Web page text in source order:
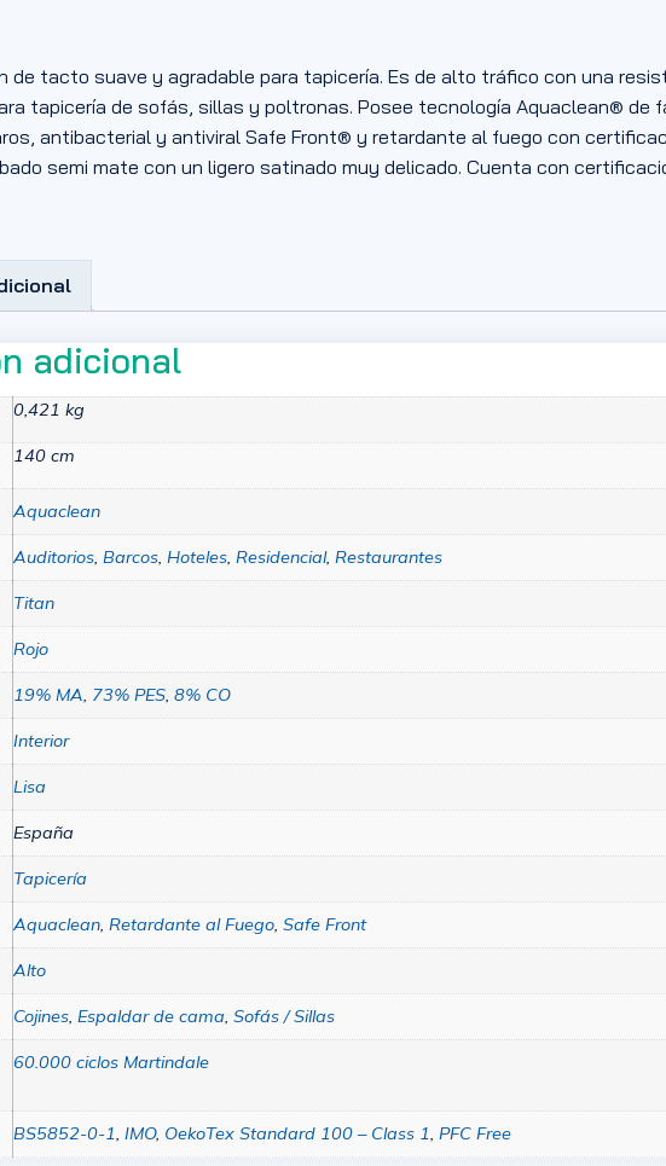
de tacto suave y agradable para tapicería. Es de alto tráfico con una
tapicería de sofás, sillas y poltronas. Posee tecnología Aquaclean® de
antibacterial y antiviral Safe Front® y retardante al fuego con
semi mate con un ligero satinado muy delicado. Cuenta con
adicional
0,421 kg
140 cm
Aquaclean
Auditorios,Barcos,Hoteles,Residencial,Restaurantes
Titan
Rojo
19% MA, 73% PES,8% CO
Interior
Lisa
España
Tapicería
Aquaclean,Retardante al Fuego,Safe Front
Alto
Cojines,Espaldar de cama,Sofás / Sillas
60.000 ciclos Martindale
BS5852-0-1,IMO, OekoTex Standard 100 – Class 1,PFC Free